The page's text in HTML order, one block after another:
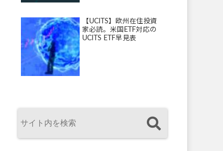
【UCITS】欧州在住投資
家必読。米国ETF対応の
UCITS ETF早見表